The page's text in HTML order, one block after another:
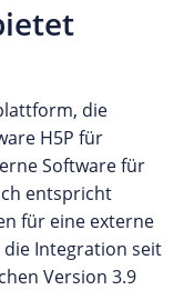
die
H5P für
Software für
entspricht
für eine externe
Integration seit
Version 3.9